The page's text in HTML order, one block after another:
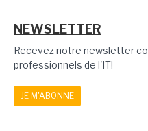
NEWSLETTER
Recevez notre newsletter
professionnels de l'IT!
JE M'ABONNE